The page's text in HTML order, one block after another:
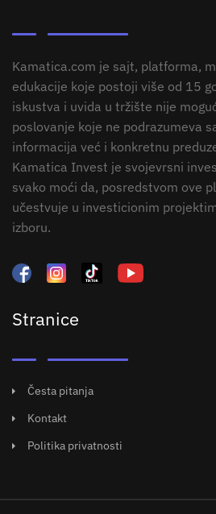
Kamatica.com je sajt, platforma,
edukacije koje postoji više od 15
iskustva i uvida u tržište nije
poslovanje koje ne podrazumeva
informacija već i konkretnu
Kamatica Invest je svojevrsni
svako moći da, posredstvom ove
učestvuje u investicionim
izboru.
Stranice
Česta pitanja
Kontakt
Politika privatnosti